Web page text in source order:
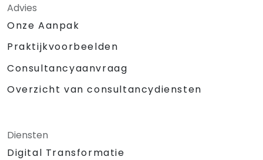
Advies
Onze Aanpak
Praktijkvoorbeelden
Consultancyaanvraag
Overzicht van consultancydiensten
Diensten
Digital Transformatie